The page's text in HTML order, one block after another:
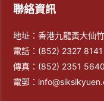
聯絡資訊
地址：香港九龍黃大仙
電話： (852) 2327 8141
傳真： (852) 2351 5640
電郵：